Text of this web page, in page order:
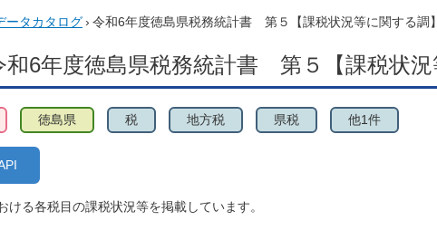
ータカタログ› 令和6年度徳島県税務統計書 第５【課税状況等に関する調】
和6年度徳島県税務統計書 第５【課税状況
徳島県 税 地方税 県税 他1件
ける各税目の課税状況等を掲載しています。